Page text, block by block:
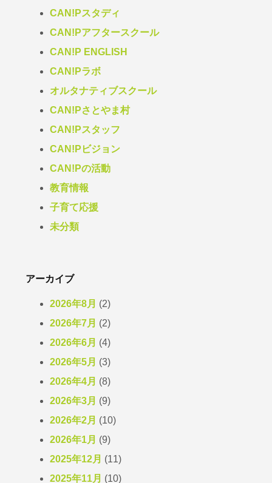
CAN!Pスタディ
CAN!Pアフタースクール
CAN!P ENGLISH
CAN!Pラボ
オルタナティブスクール
CAN!Pさとやま村
CAN!Pスタッフ
CAN!Pビジョン
CAN!Pの活動
教育情報
子育て応援
未分類
アーカイブ
2026年8月 (2)
2026年7月 (2)
2026年6月 (4)
2026年5月 (3)
2026年4月 (8)
2026年3月 (9)
2026年2月 (10)
2026年1月 (9)
2025年12月 (11)
2025年11月 (10)